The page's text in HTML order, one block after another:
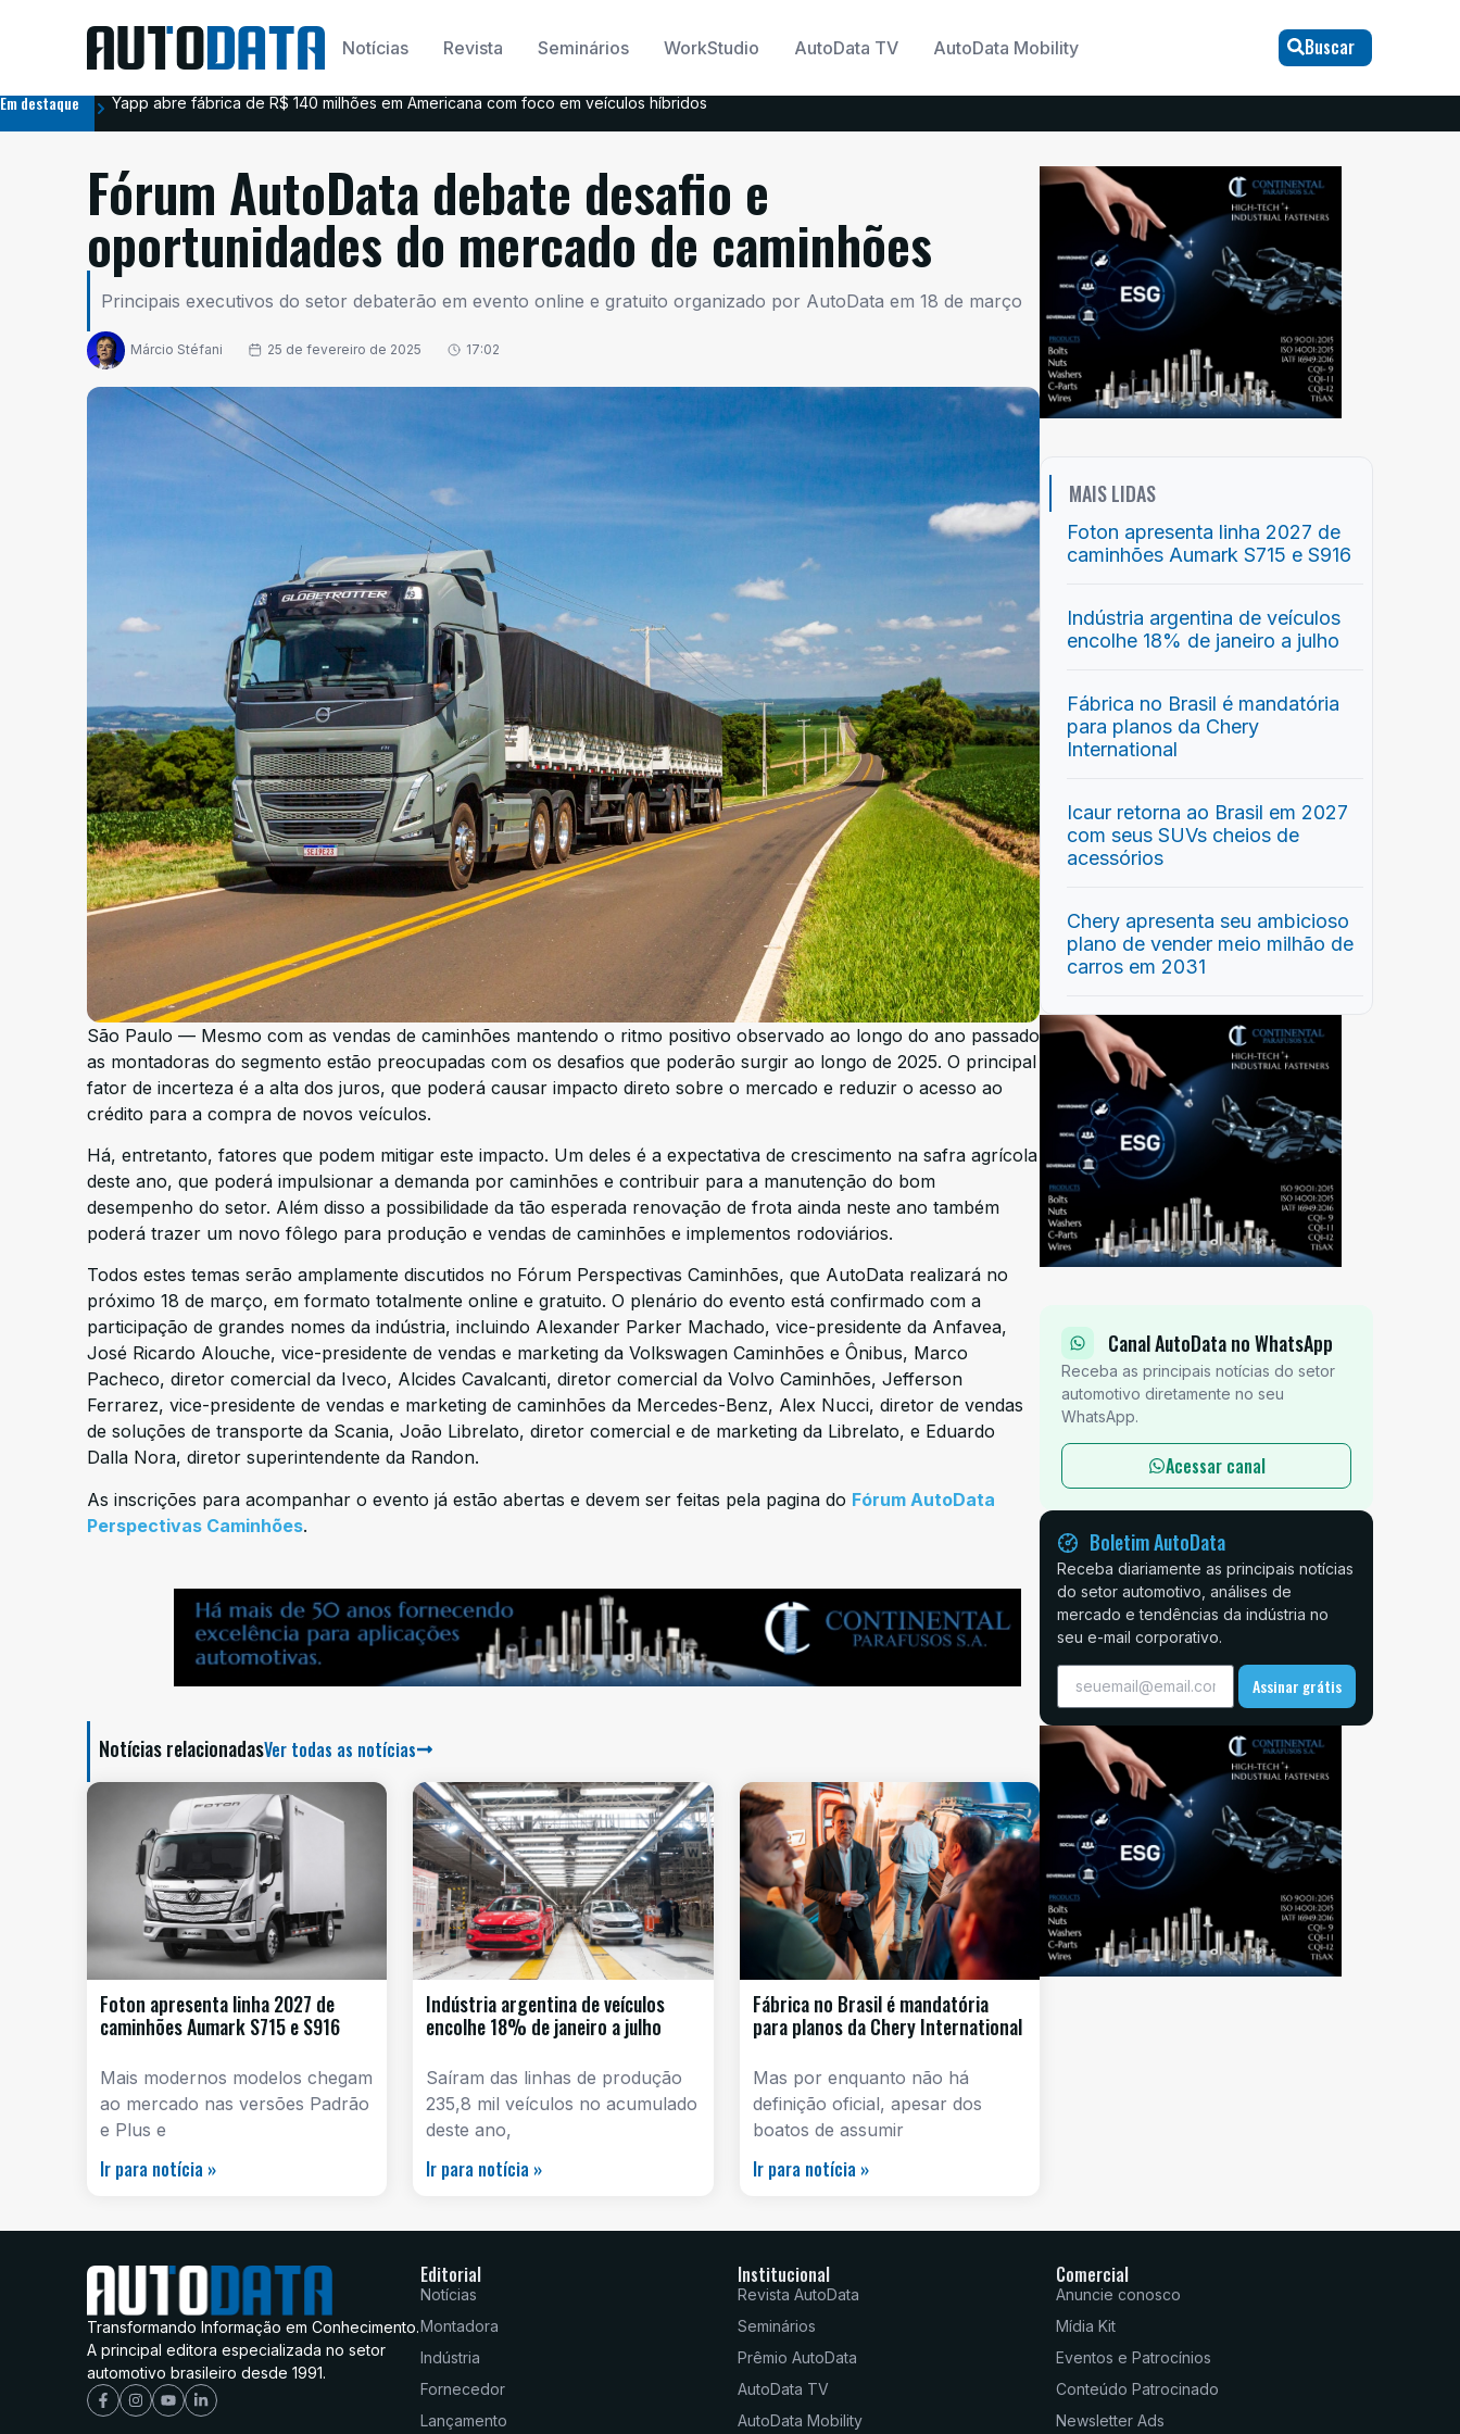
Notícias Revista Seminários WorkStudio AutoData TV AutoData Mobility Buscar
Em destaque Yapp abre fábrica de R$ 140 milhões em Americana com foco em veículos híbridos
Fórum AutoData debate desafio e
oportunidades do mercado de caminhões
Principais executivos do setor debaterão em evento online e gratuito organizado por AutoData em 18 de março
Márcio Stéfani 25 de fevereiro de 2025 17:02
São Paulo — Mesmo com as vendas de caminhões mantendo o ritmo positivo observado ao longo do ano passado
as montadoras do segmento estão preocupadas com os desafios que poderão surgir ao longo de 2025. O principal
fator de incerteza é a alta dos juros, que poderá causar impacto direto sobre o mercado e reduzir o acesso ao
crédito para a compra de novos veículos.
Há, entretanto, fatores que podem mitigar este impacto. Um deles é a expectativa de crescimento na safra agrícola
deste ano, que poderá impulsionar a demanda por caminhões e contribuir para a manutenção do bom
desempenho do setor. Além disso a possibilidade da tão esperada renovação de frota ainda neste ano também
poderá trazer um novo fôlego para produção e vendas de caminhões e implementos rodoviários.
Todos estes temas serão amplamente discutidos no Fórum Perspectivas Caminhões, que AutoData realizará no
próximo 18 de março, em formato totalmente online e gratuito. O plenário do evento está confirmado com a
participação de grandes nomes da indústria, incluindo Alexander Parker Machado, vice-presidente da Anfavea,
José Ricardo Alouche, vice-presidente de vendas e marketing da Volkswagen Caminhões e Ônibus, Marco
Pacheco, diretor comercial da Iveco, Alcides Cavalcanti, diretor comercial da Volvo Caminhões, Jefferson
Ferrarez, vice-presidente de vendas e marketing de caminhões da Mercedes-Benz, Alex Nucci, diretor de vendas
de soluções de transporte da Scania, João Librelato, diretor comercial e de marketing da Librelato, e Eduardo
Dalla Nora, diretor superintendente da Randon.
As inscrições para acompanhar o evento já estão abertas e devem ser feitas pela pagina do Fórum AutoData
Perspectivas Caminhões.
Notícias relacionadasVer todas as notícias
Foton apresenta linha 2027 de
caminhões Aumark S715 e S916
Mais modernos modelos chegam
ao mercado nas versões Padrão
e Plus e
Ir para notícia »
Indústria argentina de veículos
encolhe 18% de janeiro a julho
Saíram das linhas de produção
235,8 mil veículos no acumulado
deste ano,
Ir para notícia »
Fábrica no Brasil é mandatória
para planos da Chery International
Mas por enquanto não há
definição oficial, apesar dos
boatos de assumir
Ir para notícia »
MAIS LIDAS
Foton apresenta linha 2027 de
caminhões Aumark S715 e S916
Indústria argentina de veículos
encolhe 18% de janeiro a julho
Fábrica no Brasil é mandatória
para planos da Chery
International
Icaur retorna ao Brasil em 2027
com seus SUVs cheios de
acessórios
Chery apresenta seu ambicioso
plano de vender meio milhão de
carros em 2031
Canal AutoData no WhatsApp
Receba as principais notícias do setor
automotivo diretamente no seu
WhatsApp.
Acessar canal
Boletim AutoData
Receba diariamente as principais notícias
do setor automotivo, análises de
mercado e tendências da indústria no
seu e-mail corporativo.
Assinar grátis
Transformando Informação em Conhecimento.
A principal editora especializada no setor
automotivo brasileiro desde 1991.
Editorial
Notícias
Montadora
Indústria
Fornecedor
Lançamento
Institucional
Revista AutoData
Seminários
Prêmio AutoData
AutoData TV
AutoData Mobility
Comercial
Anuncie conosco
Mídia Kit
Eventos e Patrocínios
Conteúdo Patrocinado
Newsletter Ads